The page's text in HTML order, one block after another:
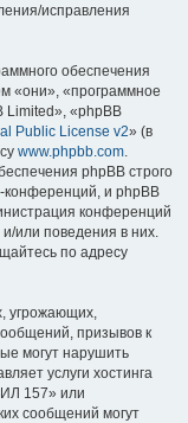
исправления
обеспечения
«они», «программное
Limited», «phpBB
Public License v2» (в
www.phpbb.com.
phpBB строго
конференций, и phpBB
конференций
или поведения в них.
по адресу
угрожающих,
призывов к
могут нарушить
услуги хостинга
157» или
сообщений могут